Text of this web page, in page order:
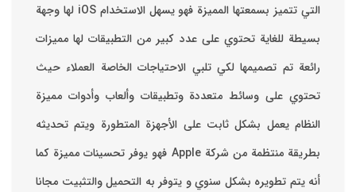
التي تتميز بسمعتها المميزة فهو يسهل الاستخدام ‏iOS لها وجهة
بسيطة للغاية تحتوي على عدد كبير من التطبيقات لها مميزات
رائعة تم تصميمها لكي تلبي الاحتياجات الخاصة العملاء حيث
تحتوي على وسائط متعددة وتطبيقات وألعاب وأدوات مميزة
‏النظام يعمل بشكل ثابت على الأجهزة المتطورة ويتم تحديثه
بطريقة منتظمة من شركة Apple فهو يوفر تحسينات مميزة كما
أنه يتم تطويره بشكل سنوي و يتوفر به التحميل والتثبيت مجانا